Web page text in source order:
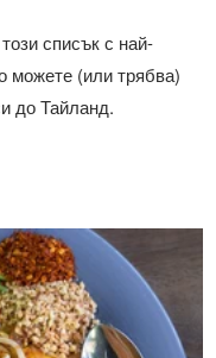
списък с най-
можете (или трябва)
до Тайланд.